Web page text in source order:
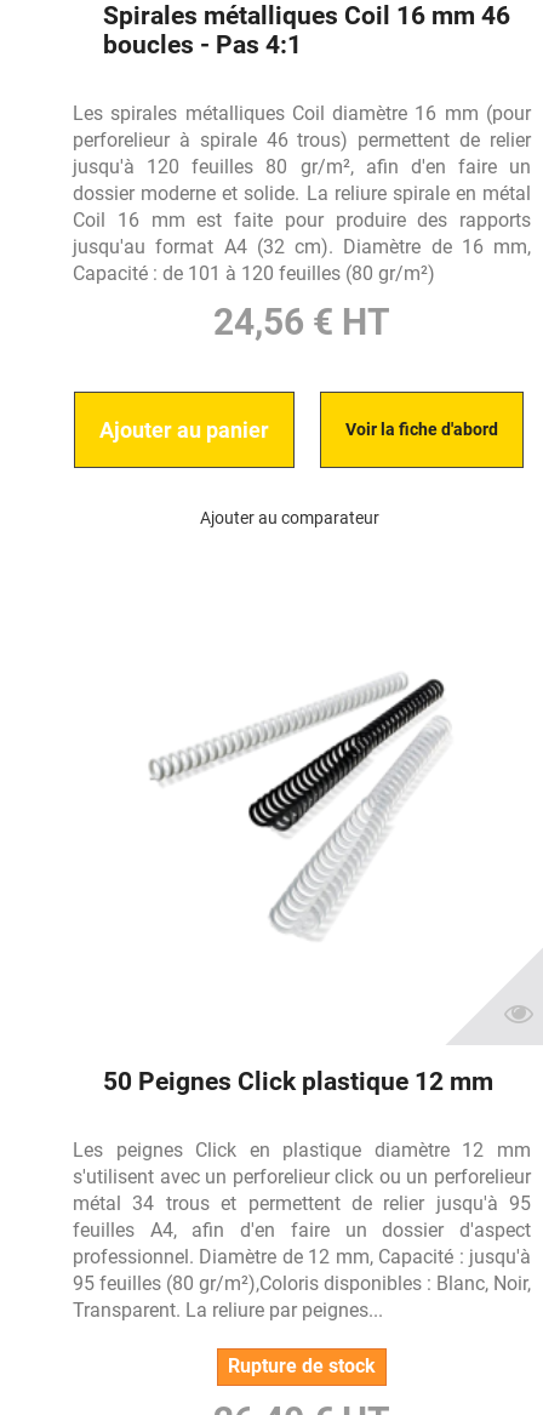
Spirales métalliques Coil 16 mm 46
boucles - Pas 4:1
Les spirales métalliques Coil diamètre 16 mm (pour
perforelieur à spirale 46 trous) permettent de relier
jusqu'à 120 feuilles 80 gr/m², afin d'en faire un
dossier moderne et solide. La reliure spirale en métal
Coil 16 mm est faite pour produire des rapports
jusqu'au format A4 (32 cm). Diamètre de 16 mm,
Capacité : de 101 à 120 feuilles (80 gr/m²)
24,56 € HT
Ajouter au panier Voir la fiche d'abord
Ajouter au comparateur
50 Peignes Click plastique 12 mm
Les peignes Click en plastique diamètre 12 mm
s'utilisent avec un perforelieur click ou un perforelieur
métal 34 trous et permettent de relier jusqu'à 95
feuilles A4, afin d'en faire un dossier d'aspect
professionnel. Diamètre de 12 mm, Capacité : jusqu'à
95 feuilles (80 gr/m²),Coloris disponibles : Blanc, Noir,
Transparent. La reliure par peignes...
Rupture de stock